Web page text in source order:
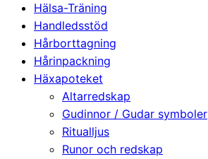
Hälsa-Träning
Handledsstöd
Hårborttagning
Hårinpackning
Häxapoteket
Altarredskap
Gudinnor / Gudar symboler
Ritualljus
Runor och redskap